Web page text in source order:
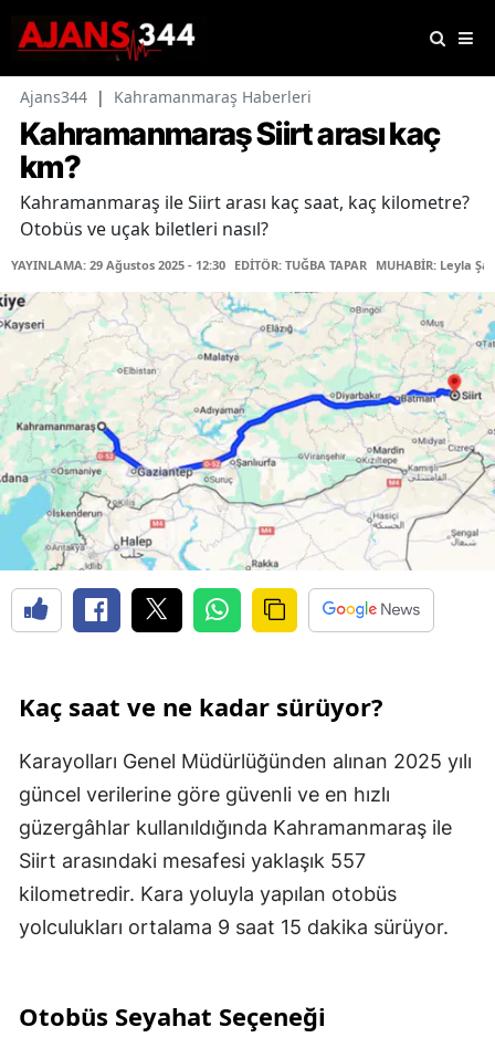
Ajans344 | Kahramanmaraş Haberleri
Kahramanmaraş Siirt arası kaç
km?
Kahramanmaraş ile Siirt arası kaç saat, kaç kilometre?
Otobüs ve uçak biletleri nasıl?
YAYINLAMA: 29 Ağustos 2025 - 12:30 EDİTÖR: TUĞBA TAPAR MUHABİR: Leyla
Kaç saat ve ne kadar sürüyor?
Karayolları Genel Müdürlüğünden alınan 2025 yılı
güncel verilerine göre güvenli ve en hızlı
güzergâhlar kullanıldığında Kahramanmaraş ile
Siirt arasındaki mesafesi yaklaşık 557
kilometredir. Kara yoluyla yapılan otobüs
yolculukları ortalama 9 saat 15 dakika sürüyor.
Otobüs Seyahat Seçeneği